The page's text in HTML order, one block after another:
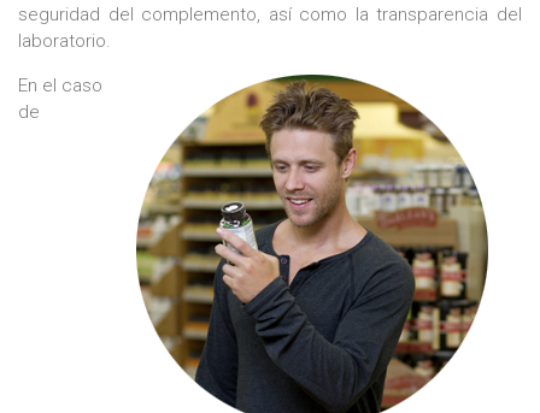
seguridad del complemento, así como la transparencia del
laboratorio.​​​​​​​
En el caso
de